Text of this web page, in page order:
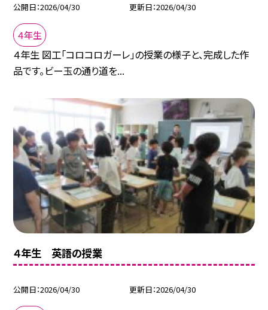
公開日 2026/04/30 更新日 2026/04/30
４年生
４年生 図工「コロコロガーレ」の授業の様子と、完成した作
品です。ビー玉の通り道を...
４年生 英語の授業
公開日 2026/04/30 更新日 2026/04/30